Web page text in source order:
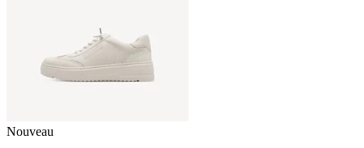
Nouveau